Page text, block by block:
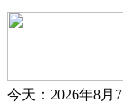
今天：2026年8月